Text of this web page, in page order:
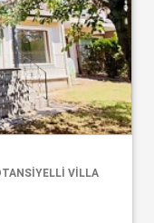
VİLLA